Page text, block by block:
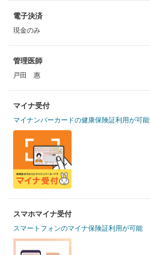
電子決済
現金のみ
管理医師
戸田 惠
マイナ受付
マイナンバーカードの健康保険証利用が可能
スマホマイナ受付
スマートフォンのマイナ保険証利用が可能